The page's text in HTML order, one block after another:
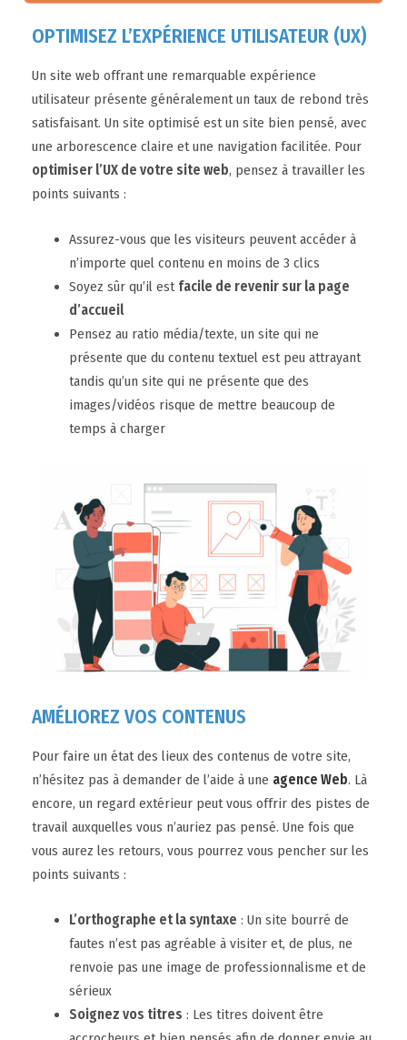
OPTIMISEZ L’EXPÉRIENCE UTILISATEUR (UX)
Un site web offrant une remarquable expérience
utilisateur présente généralement un taux de rebond très
satisfaisant. Un site optimisé est un site bien pensé, avec
une arborescence claire et une navigation facilitée. Pour
optimiser l’UX de votre site web, pensez à travailler les
points suivants :
Assurez-vous que les visiteurs peuvent accéder à
n’importe quel contenu en moins de 3 clics
Soyez sûr qu’il est facile de revenir sur la page
d’accueil
Pensez au ratio média/texte, un site qui ne
présente que du contenu textuel est peu attrayant
tandis qu’un site qui ne présente que des
images/vidéos risque de mettre beaucoup de
temps à charger
AMÉLIOREZ VOS CONTENUS
Pour faire un état des lieux des contenus de votre site,
n’hésitez pas à demander de l’aide à une agence Web. Là
encore, un regard extérieur peut vous offrir des pistes de
travail auxquelles vous n’auriez pas pensé. Une fois que
vous aurez les retours, vous pourrez vous pencher sur les
points suivants :
L’orthographe et la syntaxe : Un site bourré de
fautes n’est pas agréable à visiter et, de plus, ne
renvoie pas une image de professionnalisme et de
sérieux
Soignez vos titres : Les titres doivent être